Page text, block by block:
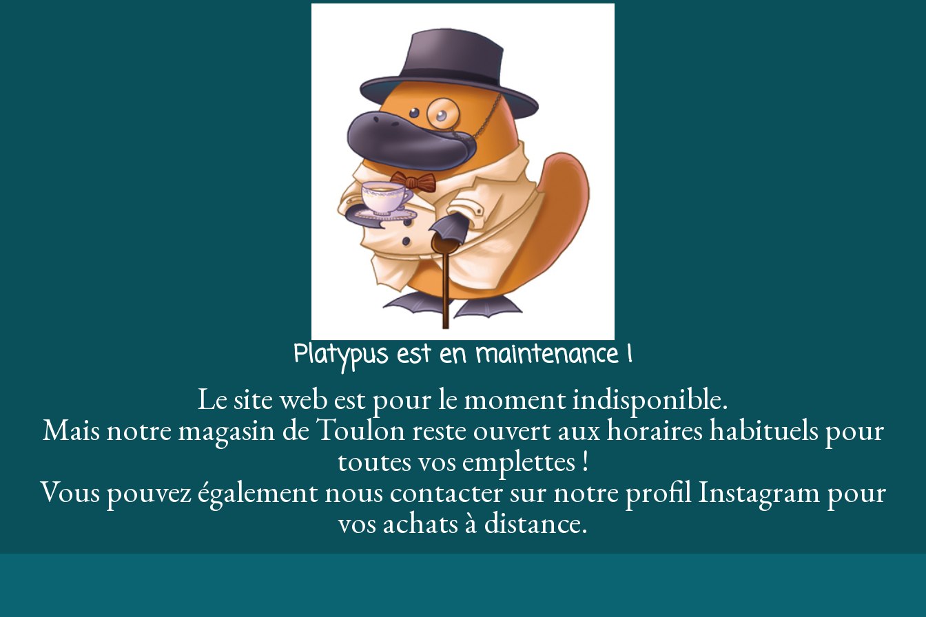
Platypus est en maintenance !
Le site web est pour le moment indisponible.
Mais notre magasin de Toulon reste ouvert aux horaires habituels pour
toutes vos emplettes !
Vous pouvez également nous contacter sur notre profil Instagram pour
vos achats à distance.